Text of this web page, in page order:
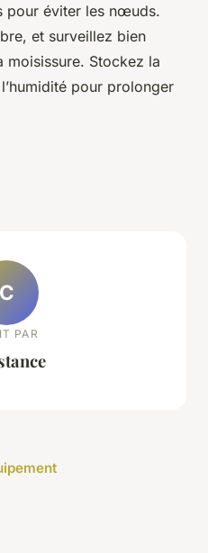
pour éviter les nœuds.
et surveillez bien
moisissure. Stockez la
pour prolonger
C
PAR